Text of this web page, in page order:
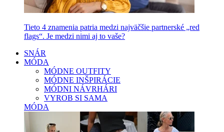
Tieto 4 znamenia patria medzi najväčšie partnerské „red
flags“. Je medzi nimi aj to vaše?
SNÁR
MÓDA
MÓDNE OUTFITY
MÓDNE INŠPIRÁCIE
MÓDNI NÁVRHÁRI
VYROB SI SAMA
MÓDA